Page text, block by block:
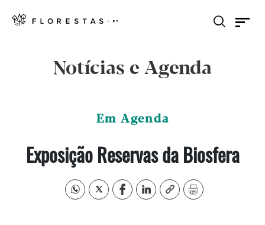
Notícias e Agenda
Em Agenda
Exposição Reservas da Biosfera